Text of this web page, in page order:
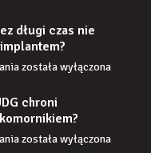
zamontowaniu?
długi czas nie
Co
stanie,
jeśli
przez
została wyłączona
chroni
Czy
została wyłączona